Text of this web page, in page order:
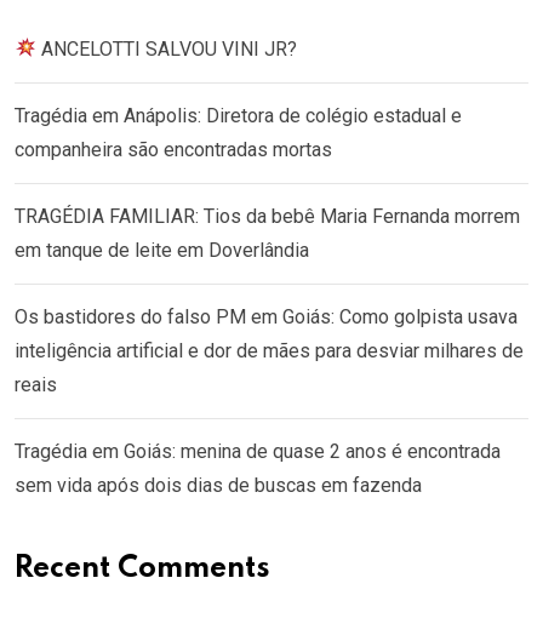
ANCELOTTI SALVOU VINI JR?
Tragédia em Anápolis: Diretora de colégio estadual e
companheira são encontradas mortas
TRAGÉDIA FAMILIAR: Tios da bebê Maria Fernanda morrem
em tanque de leite em Doverlândia
Os bastidores do falso PM em Goiás: Como golpista usava
inteligência artificial e dor de mães para desviar milhares de
reais
Tragédia em Goiás: menina de quase 2 anos é encontrada
sem vida após dois dias de buscas em fazenda
Recent Comments